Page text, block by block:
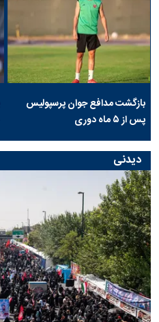
بازگشت مدافع جوان پرسپولیس
پس از ۵ ماه دوری
دیدنی